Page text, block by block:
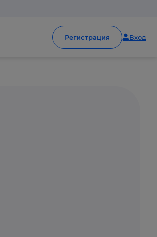
Регистрация Вход